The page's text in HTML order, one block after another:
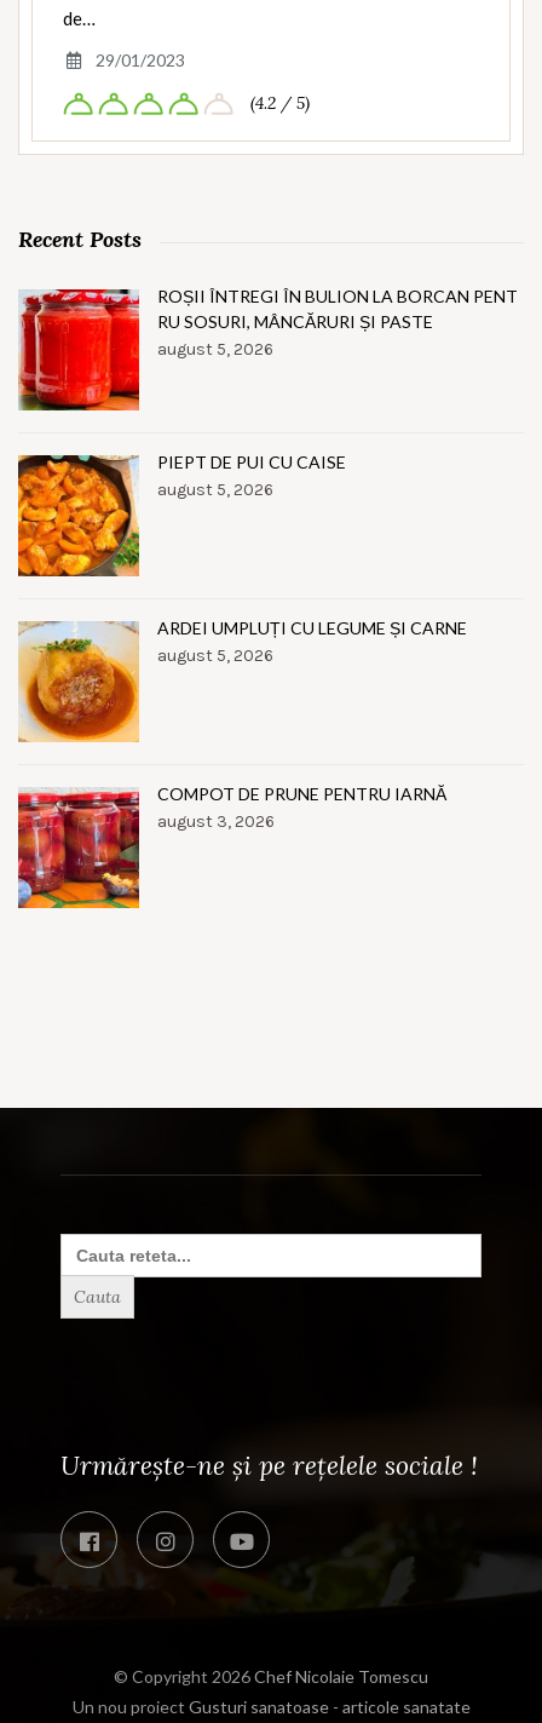
de…
29/01/2023
(4.2 / 5)
Recent Posts
ROȘII ÎNTREGI ÎN BULION LA BORCAN PENT
RU SOSURI, MÂNCĂRURI ȘI PASTE
august 5, 2026
PIEPT DE PUI CU CAISE
august 5, 2026
ARDEI UMPLUȚI CU LEGUME ȘI CARNE
august 5, 2026
COMPOT DE PRUNE PENTRU IARNĂ
august 3, 2026
Search
for:
Urmărește-ne și pe rețelele sociale !
© Copyright 2026Chef Nicolaie Tomescu
Un nou proiect Gusturi sanatoase - articole sanatate